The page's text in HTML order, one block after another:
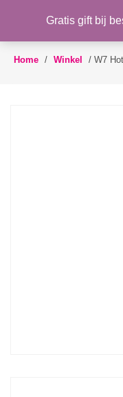
Toggle
WENSLIJST
Home / Winkel / W7
Gratis gift bij